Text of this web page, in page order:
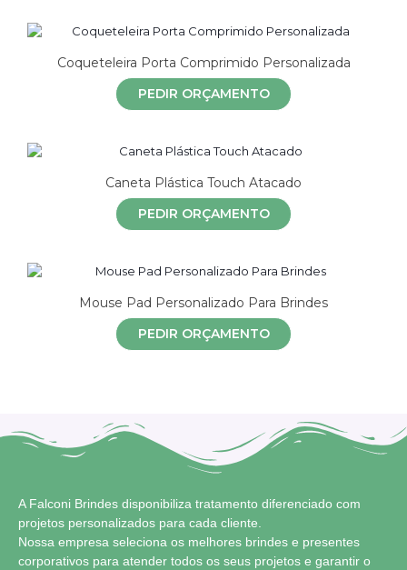
Coqueteleira Porta Comprimido Personalizada
PEDIR ORÇAMENTO
Caneta Plástica Touch Atacado
PEDIR ORÇAMENTO
Mouse Pad Personalizado Para Brindes
PEDIR ORÇAMENTO
A Falconi Brindes disponibiliza tratamento diferenciado com
projetos personalizados para cada cliente.
Nossa empresa seleciona os melhores brindes e presentes
corporativos para atender todos os seus projetos e garantir o